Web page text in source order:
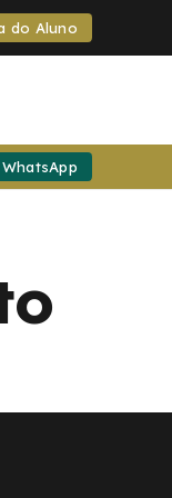
do Aluno
WhatsApp